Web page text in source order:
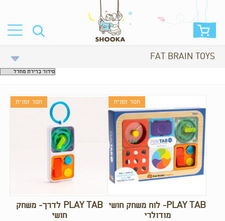
FAT BRAIN TOYS
חסר זמנית
PLAY TAB לדרך- משחק
חושי
חסר זמנית
PLAY TAB- לוח משחק חושי
מודולרי